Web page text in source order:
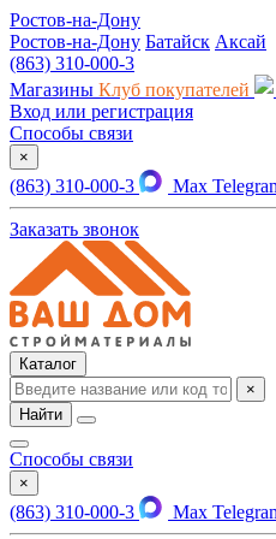
Ростов-на-Дону
Ростов-на-Дону Батайск Аксай
(863) 310-000-3
Магазины Клуб покупателей
Вход или регистрация
Способы связи
×
(863) 310-000-3 Max
Заказать звонок
Каталог
×
Найти
Способы связи
×
(863) 310-000-3 Max